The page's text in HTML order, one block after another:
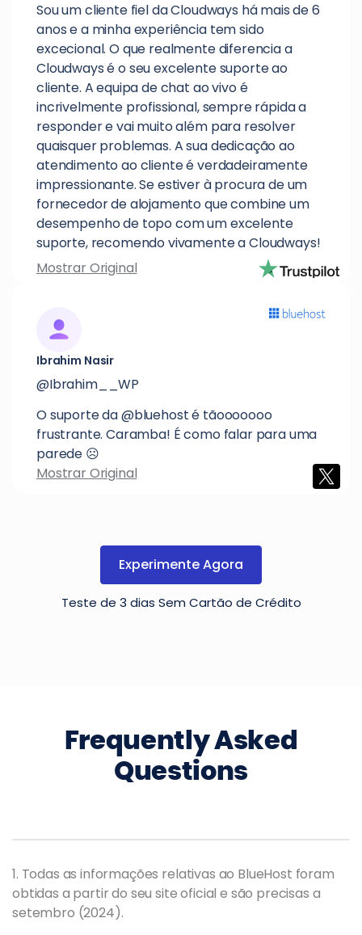
Sou um cliente fiel da Cloudways há mais de 6
anos e a minha experiência tem sido
excecional. O que realmente diferencia a
Cloudways é o seu excelente suporte ao
cliente. A equipa de chat ao vivo é
incrivelmente profissional, sempre rápida a
responder e vai muito além para resolver
quaisquer problemas. A sua dedicação ao
atendimento ao cliente é verdadeiramente
impressionante. Se estiver à procura de um
fornecedor de alojamento que combine um
desempenho de topo com um excelente
suporte, recomendo vivamente a Cloudways!
Mostrar Original
Ibrahim Nasir
@Ibrahim__WP
O suporte da @bluehost é tãooooooo
frustrante. Caramba! É como falar para uma
parede ☹️
Mostrar Original
Experimente Agora
Teste de 3 dias Sem Cartão de Crédito
Frequently Asked
Questions
1. Todas as informações relativas ao BlueHost foram
obtidas a partir do seu site oficial e são precisas a
setembro (2024).